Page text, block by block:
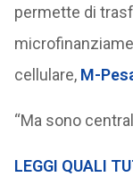
permette di
cellulare, M-
“Ma sono
LEGGI QUALI